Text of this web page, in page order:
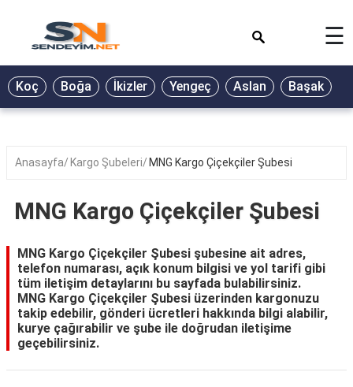
BİYOGRAFİ
GALERİ
ŞİİR
RÜYA
TABİRLERİ
TÜRKÜ
SÖZLERİ
YEMEK
TARİFLERİ
☰
Koç Boğa İkizler Yengeç Aslan Başak
Anasayfa Kargo Şubeleri MNG Kargo Çiçekçiler Şubesi
MNG Kargo Çiçekçiler Şubesi
MNG Kargo Çiçekçiler Şubesi şubesine ait adres,
telefon numarası, açık konum bilgisi ve yol tarifi gibi
tüm iletişim detaylarını bu sayfada bulabilirsiniz.
MNG Kargo Çiçekçiler Şubesi üzerinden kargonuzu
takip edebilir, gönderi ücretleri hakkında bilgi alabilir,
kurye çağırabilir ve şube ile doğrudan iletişime
geçebilirsiniz.